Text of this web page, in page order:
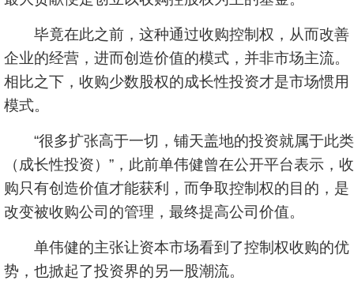
毕竟在此之前，这种通过收购控制权，从而改善
企业的经营，进而创造价值的模式，并非市场主流。
相比之下，收购少数股权的成长性投资才是市场惯用
模式。
“很多扩张高于一切，铺天盖地的投资就属于此类
（成长性投资）”，此前单伟健曾在公开平台表示，收
购只有创造价值才能获利，而争取控制权的目的，是
改变被收购公司的管理，最终提高公司价值。
单伟健的主张让资本市场看到了控制权收购的优
势，也掀起了投资界的另一股潮流。